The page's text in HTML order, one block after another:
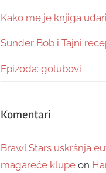
Kako me je knjiga
Sunđer Bob i Tajni
Epizoda: golubovi
Komentari
Brawl Stars uskršnja
magareće klupe on